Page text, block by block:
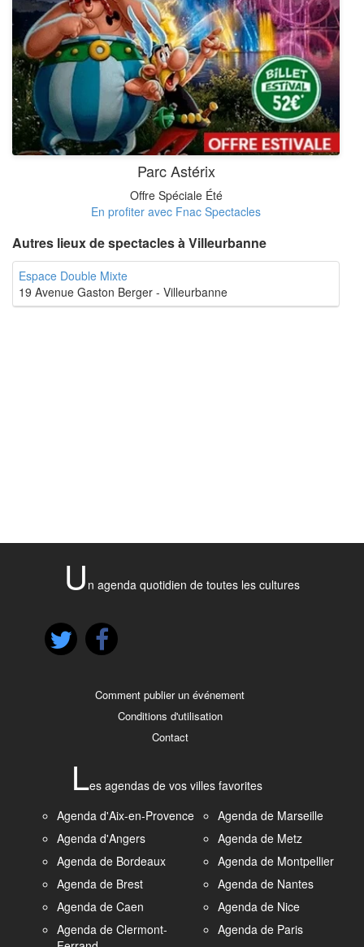
Parc Astérix
Offre Spéciale Été
En profiter avec Fnac Spectacles
Autres lieux de spectacles à Villeurbanne
Espace Double Mixte
19 Avenue Gaston Berger - Villeurbanne
U n agenda quotidien de toutes les cultures
Comment publier un événement
Conditions d'utilisation
Contact
Les agendas de vos villes favorites
Agenda d'Aix-en-Provence
Agenda d'Angers
Agenda de Bordeaux
Agenda de Brest
Agenda de Caen
Agenda de Clermont-
Agenda de Marseille
Agenda de Metz
Agenda de Montpellier
Agenda de Nantes
Agenda de Nice
Agenda de Paris